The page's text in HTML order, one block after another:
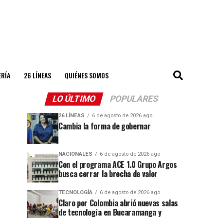
26 LÍNEAS QUIÉNES SOMOS
LO ÚLTIMO POPULARES
26 LÍNEAS 6 de agosto de 2026 ago
Cambia la forma de gobernar
NACIONALES 6 de agosto de 2026 ago
Con el programa ACE 1.0 Grupo Argos
busca cerrar la brecha de valor
TECNOLOGÍA 6 de agosto de 2026 ago
Claro por Colombia abrió nuevas salas
de tecnología en Bucaramanga y